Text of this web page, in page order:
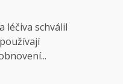
léčiva schválil